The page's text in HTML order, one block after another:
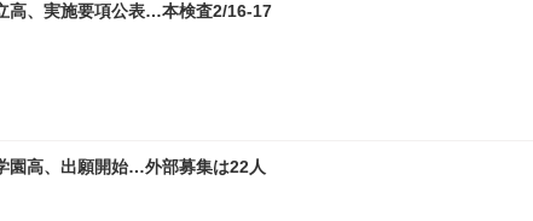
高、実施要項公表…本検査2/16-17
園高、出願開始…外部募集は22人